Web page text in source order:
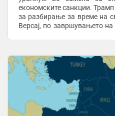
економските санкции.
за разбирање за време на
Версај, по завршувањето на